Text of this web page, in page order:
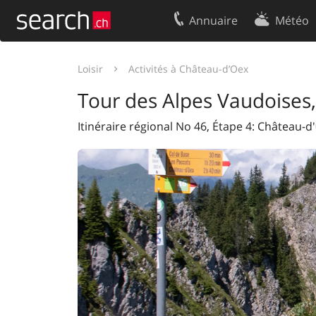
Annuaire Météo
Loisir Activités à Château-d’Oex
Tour des Alpes
Itinéraire régional No 46, Étape 4: Château-
Votre inscription
Mentions Légales
Conditions
Protection